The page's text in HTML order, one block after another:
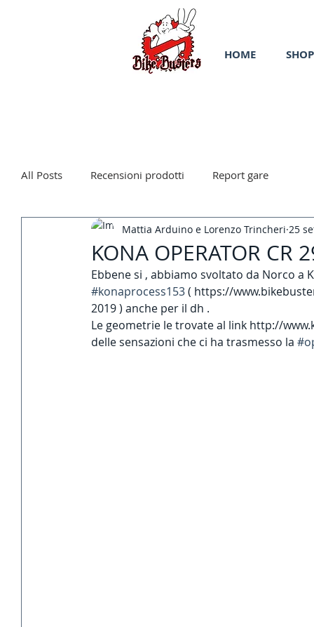
HOME SHOP
All Posts Recensioni prodotti Report gare
KONA OPERATOR CR
Mattia Arduino e Lorenzo Trincheri 25
Ebbene si , abbiamo svoltato da Norco a
#konaprocess153 ( https://
2019 ) anche per il dh .
Le geometrie le trovate al link http://
delle sensazioni che ci ha trasmesso la